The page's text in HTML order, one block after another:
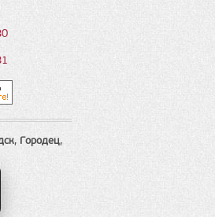
, Городец,